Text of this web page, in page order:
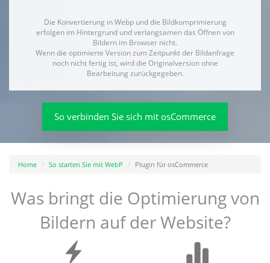
Die Konvertierung in Webp und die Bildkomprimierung
erfolgen im Hintergrund und verlangsamen das Öffnen von
Bildern im Browser nicht.
Wenn die optimierte Version zum Zeitpunkt der Bildanfrage
noch nicht fertig ist, wird die Originalversion ohne
Bearbeitung zurückgegeben.
So verbinden Sie sich mit osCommerce
Home So starten Sie mit WebP Plugin für osCommerce
Was bringt die Optimierung von
Bildern auf der Website?